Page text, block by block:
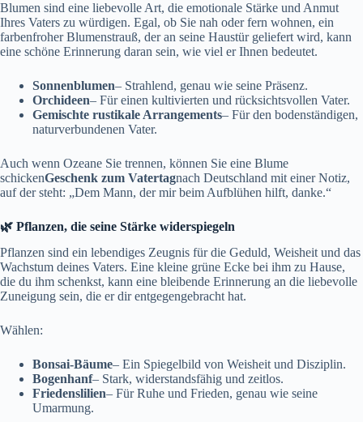
Blumen sind eine liebevolle Art, die emotionale Stärke und Anmut
Ihres Vaters zu würdigen. Egal, ob Sie nah oder fern wohnen, ein
farbenfroher Blumenstrauß, der an seine Haustür geliefert wird, kann
eine schöne Erinnerung daran sein, wie viel er Ihnen bedeutet.
Sonnenblumen– Strahlend, genau wie seine Präsenz.
Orchideen– Für einen kultivierten und rücksichtsvollen Vater.
Gemischte rustikale Arrangements– Für den bodenständigen,
naturverbundenen Vater.
Auch wenn Ozeane Sie trennen, können Sie eine Blume
schickenGeschenk zum Vatertagnach Deutschland mit einer Notiz,
auf der steht: „Dem Mann, der mir beim Aufblühen hilft, danke.“
🌿 Pflanzen, die seine Stärke widerspiegeln
Pflanzen sind ein lebendiges Zeugnis für die Geduld, Weisheit und das
Wachstum deines Vaters. Eine kleine grüne Ecke bei ihm zu Hause,
die du ihm schenkst, kann eine bleibende Erinnerung an die liebevolle
Zuneigung sein, die er dir entgegengebracht hat.
Wählen:
Bonsai-Bäume– Ein Spiegelbild von Weisheit und Disziplin.
Bogenhanf– Stark, widerstandsfähig und zeitlos.
Friedenslilien– Für Ruhe und Frieden, genau wie seine
Umarmung.